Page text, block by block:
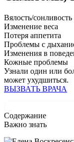
Вялость/сонливость
Изменение веса
Потеря аппетита
Проблемы с
Изменения в
Кожные проблемы
Узнали один или
может ухудшиться.
ВЫЗВАТЬ ВРАЧА
Содержание
Важно знать